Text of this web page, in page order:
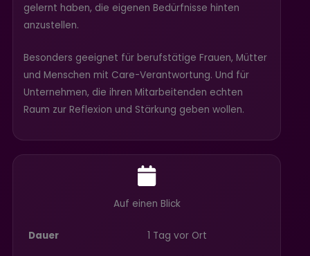
gelernt haben, die eigenen Bedürfnisse hinten
anzustellen.
Besonders geeignet für berufstätige Frauen, Mütter
und Menschen mit Care-Verantwortung. Und für
Unternehmen, die ihren Mitarbeitenden echten
Raum zur Reflexion und Stärkung geben wollen.
Auf einen Blick
Dauer 1 Tag vor Ort